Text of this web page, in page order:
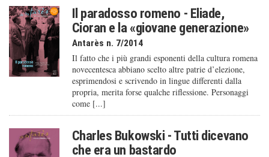
Il paradosso romeno - Eliade,
Cioran e la «giovane generazione»
Antarès n. 7/2014
Il fatto che i più grandi esponenti della cultura romena
novecentesca abbiano scelto altre patrie d’elezione,
esprimendosi e scrivendo in lingue differenti dalla
propria, merita forse qualche riflessione. Personaggi
come [...]
Charles Bukowski - Tutti dicevano
che era un bastardo